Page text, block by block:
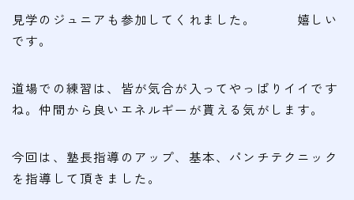
会費
無料体験
道場について
見学のジュニアも参加してくれました。 嬉しい
です。
道場での練習は、皆が気合が入ってやっぱりイイです
ね。仲間から良いエネルギーが貰える気がします。
今回は、塾長指導のアップ、基本、パンチテクニック
を指導して頂きました。